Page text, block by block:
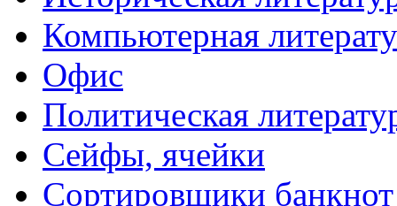
Компьютерная
Офис
Политическая
Сейфы, ячейки
Сортировщики банкнот